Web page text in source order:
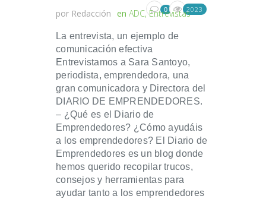
por Redacción en ADC,Entrevistas
0 2023
La entrevista, un ejemplo de
comunicación efectiva
Entrevistamos a Sara Santoyo,
periodista, emprendedora, una
gran comunicadora y Directora del
DIARIO DE EMPRENDEDORES.
– ¿Qué es el Diario de
Emprendedores? ¿Cómo ayudáis
a los emprendedores? El Diario de
Emprendedores es un blog donde
hemos querido recopilar trucos,
consejos y herramientas para
ayudar tanto a los emprendedores